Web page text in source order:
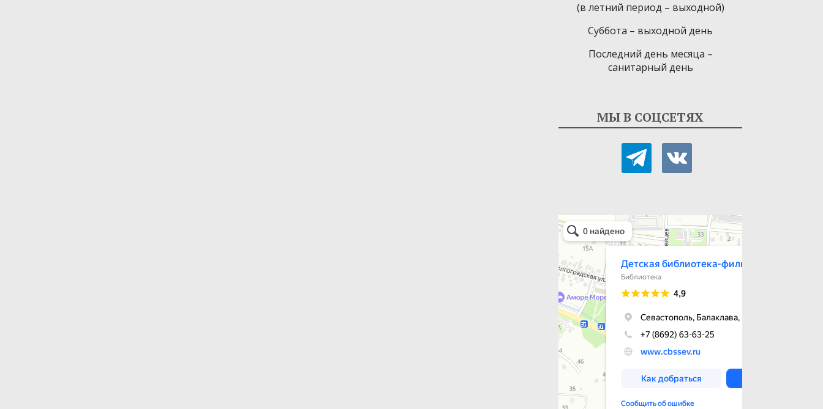
(в летний период – выходной)
Суббота – выходной день
Последний день месяца –
санитарный день
МЫ В СОЦСЕТЯХ
telegram vkontakte
Детская библиотека-филиал № 9
Библиотека в Севастополе